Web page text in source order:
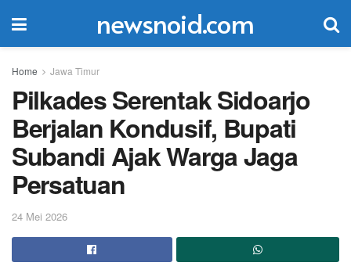
newsnoid.com
Home Jawa Timur
Pilkades Serentak Sidoarjo
Berjalan Kondusif, Bupati
Subandi Ajak Warga Jaga
Persatuan
24 Mei 2026